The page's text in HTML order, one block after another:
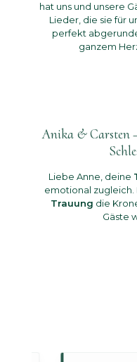
hat uns und unsere
Lieder, die sie für
perfekt
ganzem
Anika & Carsten
Liebe Anne, deine
emotional
Trauung die
Gäste